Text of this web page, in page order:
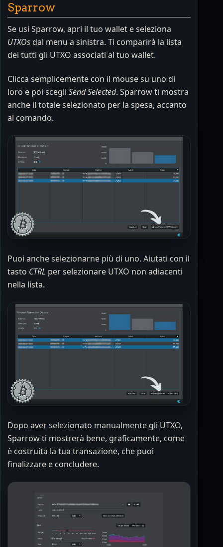
Sparrow
Se usi Sparrow, apri il tuo wallet e seleziona
UTXOsdal menu a sinistra. Ti comparirà la lista
dei tutti gli UTXO associati al tuo wallet.
Clicca semplicemente con il mouse su uno di
loro e poi scegli Send Selected. Sparrow ti mostra
anche il totale selezionato per la spesa, accanto
al comando.
Puoi anche selezionarne più di uno. Aiutati con il
tasto CTRL per selezionare UTXO non adiacenti
nella lista.
Dopo aver selezionato manualmente gli UTXO,
Sparrow ti mostrerà bene, graficamente, come
è costruita la tua transazione, che puoi
finalizzare e concludere.